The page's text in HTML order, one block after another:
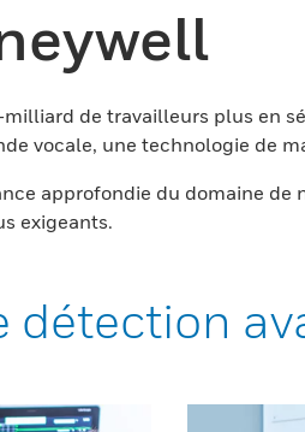
de travailleurs plus en
vocale, une technologie de
approfondie du domaine
exigeants.
détection